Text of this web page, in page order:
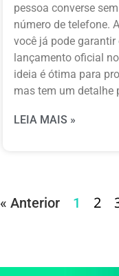
pessoa converse
número de telefone.
você já pode garantir
lançamento oficial
ideia é ótima para
mas tem um detalhe
LEIA MAIS »
« Anterior 1 2